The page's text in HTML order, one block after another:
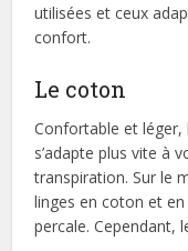
utilisées et ceux
confort.
Le coton
Confortable et léger,
s’adapte plus vite à
transpiration. Sur le
linges en coton et
percale. Cependant,